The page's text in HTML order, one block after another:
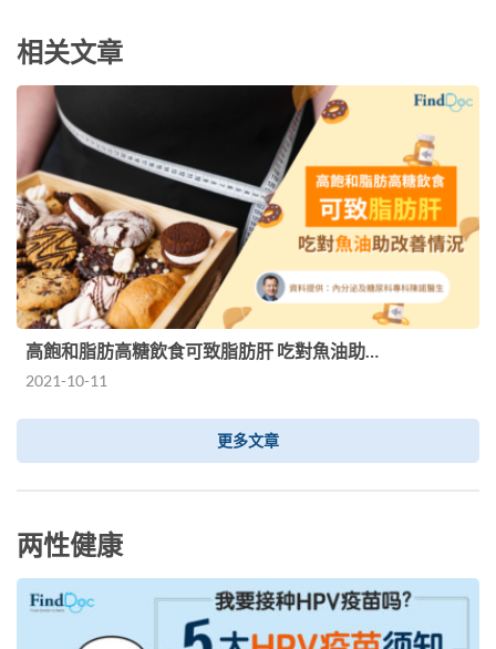
相关文章
高飽和脂肪高糖飲食可致脂肪肝 吃對魚油助…
2021-10-11
更多文章
两性健康